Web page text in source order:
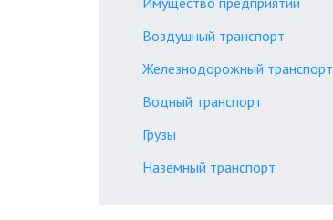
Воздушный транспорт
Железнодорожный транспорт
Водный транспорт
Грузы
Наземный транспорт